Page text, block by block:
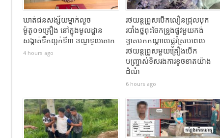
ឃាត់ជនសង្ស័យម្នាក់លួច
ម៉ូតូ០១គ្រឿង នៅក្នុងមូលដ្ឋាន
សង្កាត់ទឹកល្អក់ទី៣ ខណ្ឌទួលគោក
4 hours ago
រថយន្តព្រូសបើកលឿនជ្រុលបុក
របាំងថ្នពុះចែកទ្រូងផ្លូវមួយកង់
ខ្ទាតមកកណ្តាលផ្លូវស្របពេល
រថយន្តព្រូសមួយគ្រឿងបើក
បញ្ច្រាស់ទិសរងការខូចខាតយ៉ាង
ដំណំ
6 hours ago